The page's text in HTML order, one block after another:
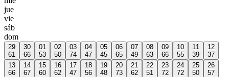
jue
vie
sáb
dom
29
61
30
66
01
53
02
50
03
74
04
47
05
45
06
65
07
49
08
63
09
66
10
55
11
39
12
37
13
66
14
67
15
60
16
62
17
47
18
56
19
48
20
73
21
62
22
51
23
72
24
72
25
50
26
57